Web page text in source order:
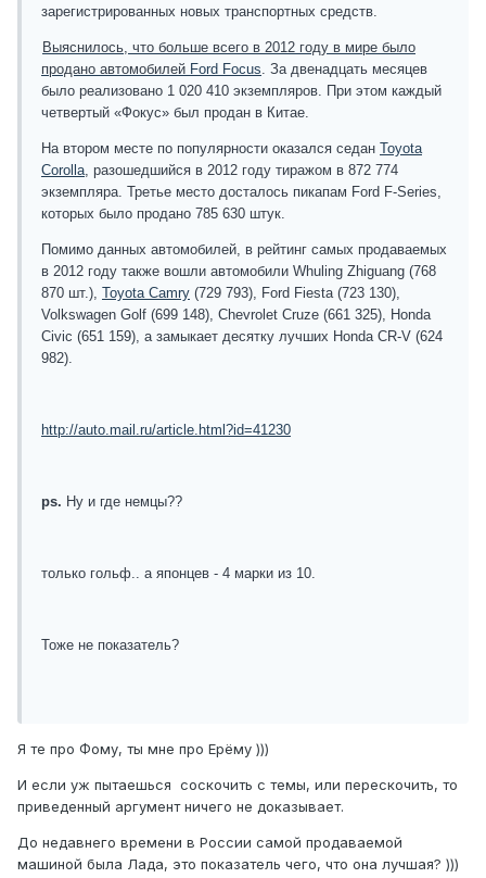
зарегистрированных новых транспортных средств.
Выяснилось, что больше всего в 2012 году в мире было
продано автомобилей Ford Focus. За двенадцать месяцев
было реализовано 1 020 410 экземпляров. При этом каждый
четвертый «Фокус» был продан в Китае.
На втором месте по популярности оказался седан Toyota
Corolla, разошедшийся в 2012 году тиражом в 872 774
экземпляра. Третье место досталось пикапам Ford F-Series,
которых было продано 785 630 штук.
Помимо данных автомобилей, в рейтинг самых продаваемых
в 2012 году также вошли автомобили Whuling Zhiguang (768
870 шт.), Toyota Camry (729 793), Ford Fiesta (723 130),
Volkswagen Golf (699 148), Chevrolet Cruze (661 325), Honda
Civic (651 159), а замыкает десятку лучших Honda CR-V (624
982).
http://auto.mail.ru/article.html?id=41230
ps. Ну и где немцы??
только гольф.. а японцев - 4 марки из 10.
Тоже не показатель?
Я те про Фому, ты мне про Ерёму )))
И если уж пытаешься соскочить с темы, или перескочить, то
приведенный аргумент ничего не доказывает.
До недавнего времени в России самой продаваемой
машиной была Лада, это показатель чего, что она лучшая? )))